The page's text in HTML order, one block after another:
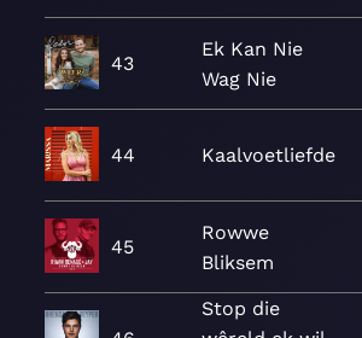
43
Ek Kan Nie
Wag Nie
44 Kaalvoetliefde
45
Rowwe
Bliksem
Stop die